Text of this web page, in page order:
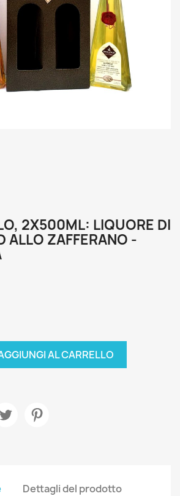
2X500ML: LIQUORE DI
ALLO ZAFFERANO -
AL CARRELLO
Dettagli del prodotto